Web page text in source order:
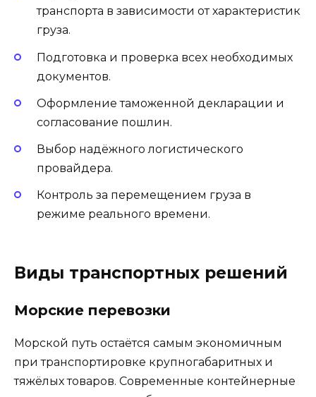
транспорта в зависимости от характеристик
груза.
Подготовка и проверка всех необходимых
документов.
Оформление таможенной декларации и
согласование пошлин.
Выбор надёжного логистического
провайдера.
Контроль за перемещением груза в
режиме реального времени.
Виды транспортных решений
Морские перевозки
Морской путь остаётся самым экономичным
при транспортировке крупногабаритных и
тяжёлых товаров. Современные контейнерные